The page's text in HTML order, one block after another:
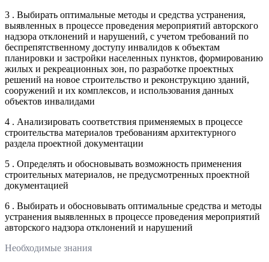
3 . Выбирать оптимальные методы и средства устранения,
выявленных в процессе проведения мероприятий авторского
надзора отклонений и нарушений, с учетом требований по
беспрепятственному доступу инвалидов к объектам
планировки и застройки населенных пунктов, формированию
жилых и рекреационных зон, по разработке проектных
решений на новое строительство и реконструкцию зданий,
сооружений и их комплексов, и использования данных
объектов инвалидами
4 . Анализировать соответствия применяемых в процессе
строительства материалов требованиям архитектурного
раздела проектной документации
5 . Определять и обосновывать возможность применения
строительных материалов, не предусмотренных проектной
документацией
6 . Выбирать и обосновывать оптимальные средства и методы
устранения выявленных в процессе проведения мероприятий
авторского надзора отклонений и нарушений
Необходимые знания